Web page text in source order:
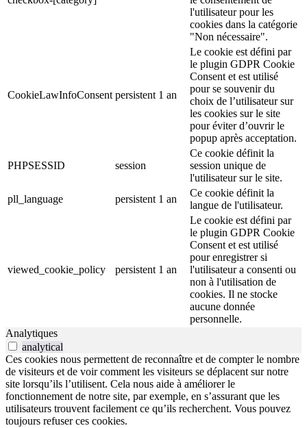
l'utilisateur pour les
cookies dans la catégorie
"Non nécessaire".
CookieLawInfoConsent persistent 1 an
Le cookie est défini par
le plugin GDPR Cookie
Consent et est utilisé
pour se souvenir du
choix de l’utilisateur sur
les cookies sur le site
pour éviter d’ouvrir le
popup après acceptation.
PHPSESSID session
Ce cookie définit la
session unique de
l'utilisateur sur le site.
pll_language
persistent 1 an
Ce cookie définit la
langue de l'utilisateur.
viewed_cookie_policy persistent 1 an
Le cookie est défini par
le plugin GDPR Cookie
Consent et est utilisé
pour enregistrer si
l'utilisateur a consenti ou
non à l'utilisation de
cookies. Il ne stocke
aucune donnée
personnelle.
Analytiques
analytical
Ces cookies nous permettent de reconnaître et de compter le nombre
de visiteurs et de voir comment les visiteurs se déplacent sur notre
site lorsqu’ils l’utilisent. Cela nous aide à améliorer le
fonctionnement de notre site, par exemple, en s’assurant que les
utilisateurs trouvent facilement ce qu’ils recherchent. Vous pouvez
toujours refuser ces cookies.